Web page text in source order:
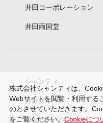
井田コーポレーション
井田両国堂
シャンティ
井田グループ
IDAグループポリシー
株式会社シャンティは、
Webサイトを閲覧・利用する
のとさせていただきます。
をご覧ください。Cookieにつ